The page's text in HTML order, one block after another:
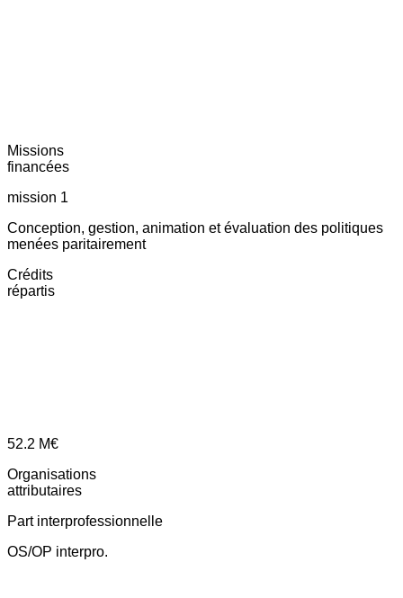
Missions
financées
mission 1
Conception, gestion, animation et évaluation des politiques
menées paritairement
Crédits
répartis
52.2 M€
Organisations
attributaires
Part interprofessionnelle
OS/OP interpro.